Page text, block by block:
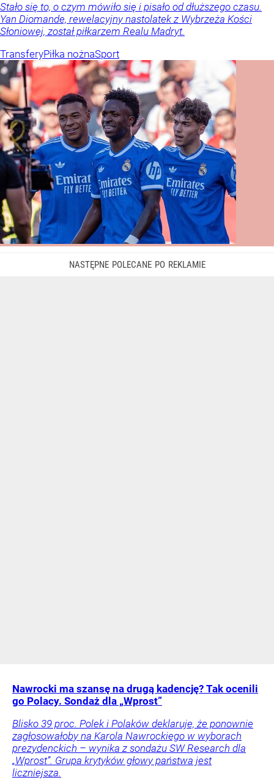
Stało się to, o czym mówiło się i pisało od dłuższego czasu.
Yan Diomande, rewelacyjny nastolatek z Wybrzeża Kości
Słoniowej, został piłkarzem Realu Madryt.
TransferyPiłka nożnaSport
Nawrocki ma szansę na drugą kadencję? Tak ocenili
go Polacy. Sondaż dla „Wprost”
Blisko 39 proc. Polek i Polaków deklaruje, że ponownie
zagłosowałoby na Karola Nawrockiego w wyborach
prezydenckich – wynika z sondażu SW Research dla
„Wprost”. Grupa krytyków głowy państwa jest
liczniejsza.